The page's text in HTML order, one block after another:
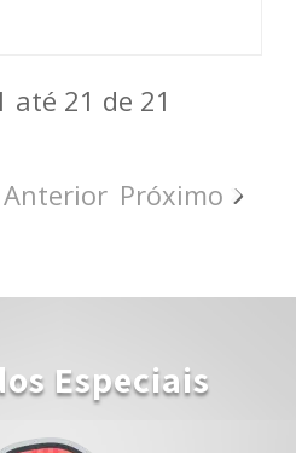
até 21 de 21
Anterior Próximo
Especiais